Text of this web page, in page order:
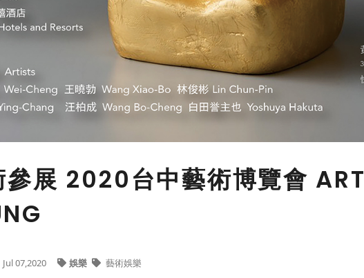
參展 2020台中藝術博覽會 ART
Jul 07,2020 娛樂 藝術娛樂